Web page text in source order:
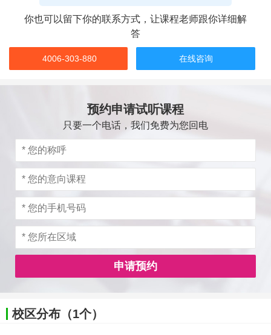
你也可以留下你的联系方式，让课程老师跟你详细解
答
4006-303-880 在线咨询
预约申请试听课程
只要一个电话，我们免费为您回电
申请预约
校区分布（1个）